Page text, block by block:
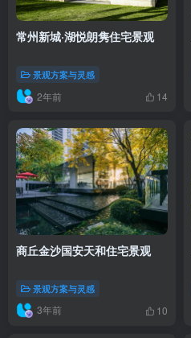
常州新城·湖悦朗隽住宅景观
景观方案与灵感
2年前 14
商丘金沙国安天和住宅景观
景观方案与灵感
3年前 10